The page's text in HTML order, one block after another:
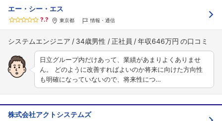
エー・シー・エス
?.? 東京都 情報・通信
システムエンジニア 34歳男性 正社員 年収646万円
日立グループ内だけあって、業績があまりよくありませ
ん。 どのように改善すればよいのか将来に向けた方向性
も明確になっていないので、将来性につ…
株式会社アクトシステムズ